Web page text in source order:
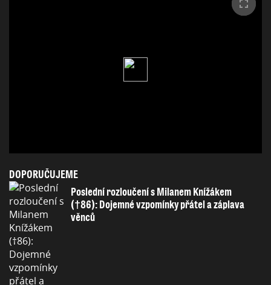
DOPORUČUJEME
Poslední rozloučení s Milanem Knížákem
(†86): Dojemné vzpomínky přátel a záplava
věnců